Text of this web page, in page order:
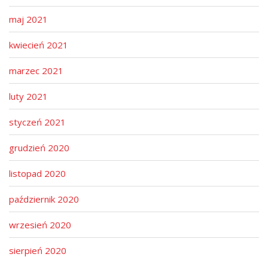
maj 2021
kwiecień 2021
marzec 2021
luty 2021
styczeń 2021
grudzień 2020
listopad 2020
październik 2020
wrzesień 2020
sierpień 2020